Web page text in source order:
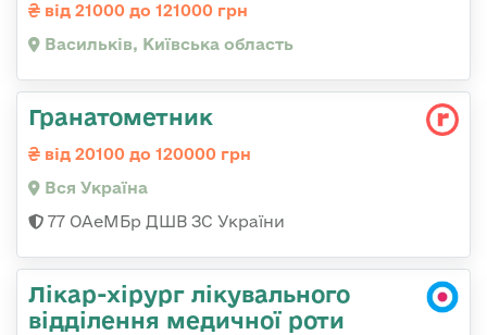
від 21000 до 121000 грн
Васильків, Київська область
Гранатометник
від 20100 до 120000 грн
Вся Україна
77 ОАеМБр ДШВ ЗС України
Лікар-хірург лікувального
відділення медичної роти